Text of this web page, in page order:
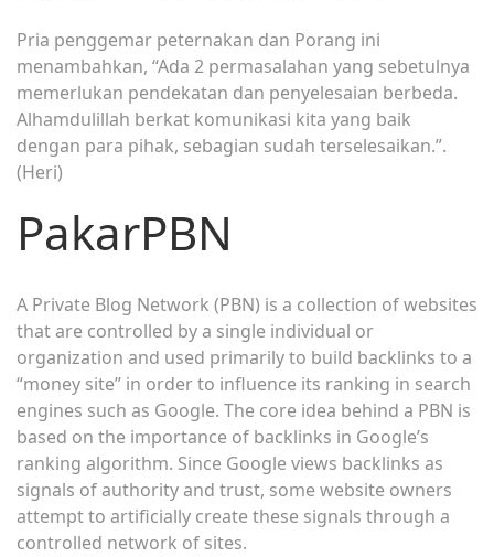
Pria penggemar peternakan dan Porang ini
menambahkan, “Ada 2 permasalahan yang sebetulnya
memerlukan pendekatan dan penyelesaian berbeda.
Alhamdulillah berkat komunikasi kita yang baik
dengan para pihak, sebagian sudah terselesaikan.”.
(Heri)
PakarPBN
A Private Blog Network (PBN) is a collection of websites
that are controlled by a single individual or
organization and used primarily to build backlinks to a
“money site” in order to influence its ranking in search
engines such as Google. The core idea behind a PBN is
based on the importance of backlinks in Google’s
ranking algorithm. Since Google views backlinks as
signals of authority and trust, some website owners
attempt to artificially create these signals through a
controlled network of sites.